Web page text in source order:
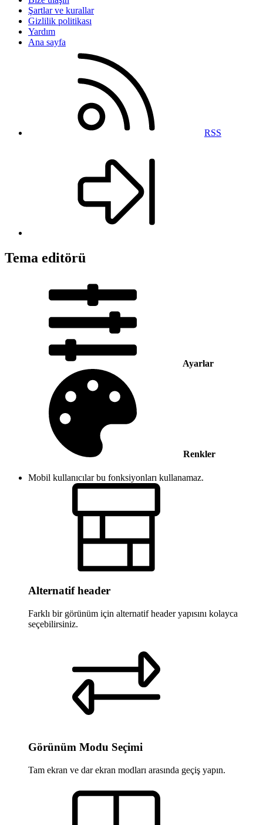
Şartlar ve kurallar
Gizlilik politikası
Yardım
Ana sayfa
RSS
Tema editörü
Ayarlar
Renkler
Mobil kullanıcılar bu fonksiyonları kullanamaz.
Alternatif header
Farklı bir görünüm için alternatif header yapısını kolayca
seçebilirsiniz.
Görünüm Modu Seçimi
Tam ekran ve dar ekran modları arasında geçiş yapın.